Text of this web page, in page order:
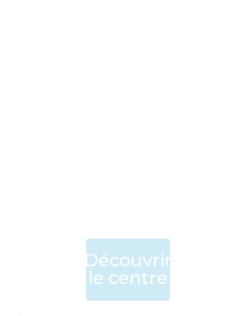
Découvrir
le centre